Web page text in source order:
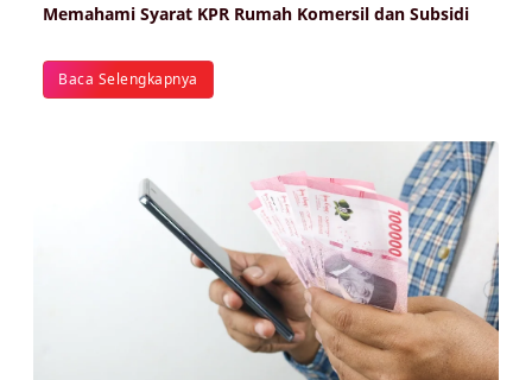
Memahami Syarat KPR Rumah Komersil dan Subsidi
Baca Selengkapnya